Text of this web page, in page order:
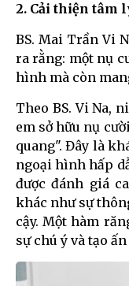
2. Cải thiện tâm
BS. Mai Trần Vi
ra rằng: một nụ
hình mà còn
Theo BS. Vi Na,
em sở hữu nụ
quang". Đây là
ngoại hình hấp
được đánh giá
khác như sự
cậy. Một hàm
sự chú ý và tạo